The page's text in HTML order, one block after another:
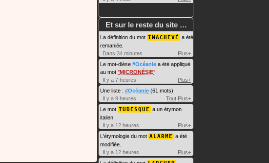
Et sur le reste du site …
La définition du mot INACHEVÉ a été
remaniée.
Dans 34 minutes
Plus+
Le mot-dièse #Océanie a été appliqué
au mot MICRONÉSIE
Il y a 7 heures
Plus+
Une liste : #Océanie (61 mots)
Il y a 9 heures
Tout Plus+
Le mot TUDESQUE a un étymon
italien.
Il y a 12 heures
Plus+
L'étymologie du mot ALARME a été
modifiée.
Il y a 12 heures
Plus+